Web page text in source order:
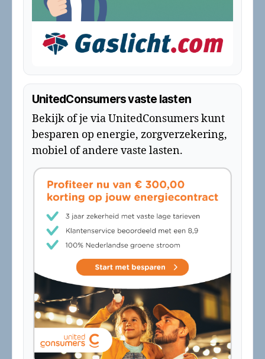
UnitedConsumers vaste lasten
Bekijk of je via UnitedConsumers kunt
besparen op energie, zorgverzekering,
mobiel of andere vaste lasten.